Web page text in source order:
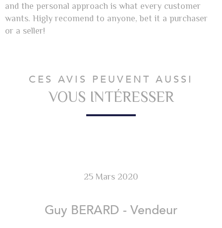
and the personal approach is what every customer
wants. Higly recomend to anyone, bet it a purchaser
or a seller!
CES AVIS PEUVENT AUSSI
VOUS INTÉRESSER
25 Mars 2020
Guy BERARD - Vendeur